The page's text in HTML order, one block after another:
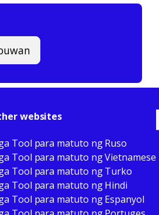
websites
Tool para matuto ng Ruso
Tool para matuto ng Vietnamese
Tool para matuto ng Turko
Tool para matuto ng Hindi
Tool para matuto ng Espanyol